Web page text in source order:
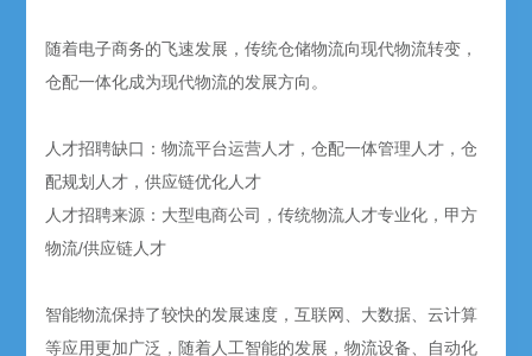
随着电子商务的飞速发展，传统仓储物流向现代物流转变，
仓配一体化成为现代物流的发展方向。
人才招聘缺口：物流平台运营人才，仓配一体管理人才，仓
配规划人才，供应链优化人才
人才招聘来源：大型电商公司，传统物流人才专业化，甲方
物流/供应链人才
智能物流保持了较快的发展速度，互联网、大数据、云计算
等应用更加广泛，随着人工智能的发展，物流设备、自动化